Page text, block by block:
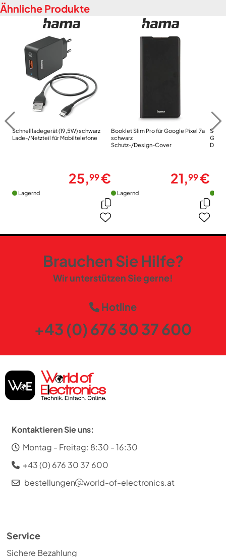
Ähnliche Produkte
Schnellladegerät (19,5W) schwarz
Lade-/Netzteil für Mobiltelefone
25,99€
Lagernd
Booklet Slim Pro für Google Pixel 7a
schwarz
Schutz-/Design-Cover
21,99€
Lagernd
Brauchen Sie Hilfe?
Wir unterstützen Sie gerne!
Hotline
+43 (0) 676 30 37 600
Kontaktieren Sie uns:
Montag - Freitag: 8:30 - 16:30
+43 (0) 676 30 37 600
bestellungen
world-of-electronics.at
Service
Sichere Bezahlung